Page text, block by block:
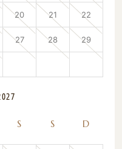
20 21 22
27 28 29
S S D